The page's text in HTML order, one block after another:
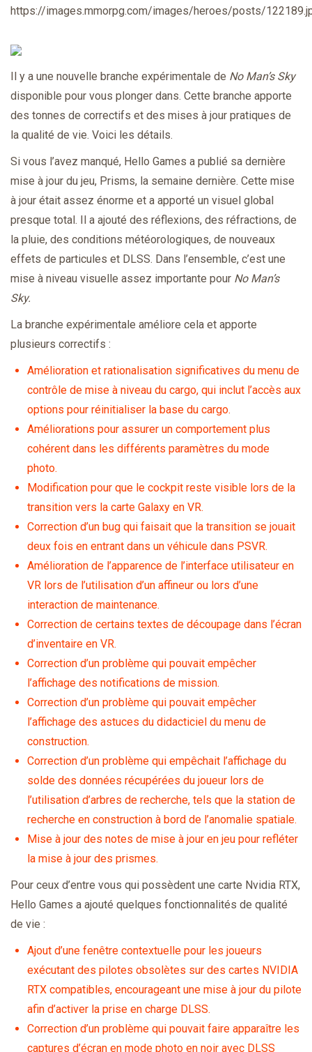
https://images.mmorpg.com/images/heroes/posts/
Il y a une nouvelle branche expérimentale de No Man’s Sky
disponible pour vous plonger dans. Cette branche apporte
des tonnes de correctifs et des mises à jour pratiques de
la qualité de vie. Voici les détails.
Si vous l’avez manqué, Hello Games a publié sa dernière
mise à jour du jeu, Prisms, la semaine dernière. Cette mise
à jour était assez énorme et a apporté un visuel global
presque total. Il a ajouté des réflexions, des réfractions, de
la pluie, des conditions météorologiques, de nouveaux
effets de particules et DLSS. Dans l’ensemble, c’est une
mise à niveau visuelle assez importante pour No Man’s
Sky.
La branche expérimentale améliore cela et apporte
plusieurs correctifs :
Amélioration et rationalisation significatives du menu de
contrôle de mise à niveau du cargo, qui inclut l’accès aux
options pour réinitialiser la base du cargo.
Améliorations pour assurer un comportement plus
cohérent dans les différents paramètres du mode
photo.
Modification pour que le cockpit reste visible lors de la
transition vers la carte Galaxy en VR.
Correction d’un bug qui faisait que la transition se jouait
deux fois en entrant dans un véhicule dans PSVR.
Amélioration de l’apparence de l’interface utilisateur en
VR lors de l’utilisation d’un affineur ou lors d’une
interaction de maintenance.
Correction de certains textes de découpage dans l’écran
d’inventaire en VR.
Correction d’un problème qui pouvait empêcher
l’affichage des notifications de mission.
Correction d’un problème qui pouvait empêcher
l’affichage des astuces du didacticiel du menu de
construction.
Correction d’un problème qui empêchait l’affichage du
solde des données récupérées du joueur lors de
l’utilisation d’arbres de recherche, tels que la station de
recherche en construction à bord de l’anomalie spatiale.
Mise à jour des notes de mise à jour en jeu pour refléter
la mise à jour des prismes.
Pour ceux d’entre vous qui possèdent une carte Nvidia RTX,
Hello Games a ajouté quelques fonctionnalités de qualité
de vie :
Ajout d’une fenêtre contextuelle pour les joueurs
exécutant des pilotes obsolètes sur des cartes NVIDIA
RTX compatibles, encourageant une mise à jour du pilote
afin d’activer la prise en charge DLSS.
Correction d’un problème qui pouvait faire apparaître les
captures d’écran en mode photo en noir avec DLSS